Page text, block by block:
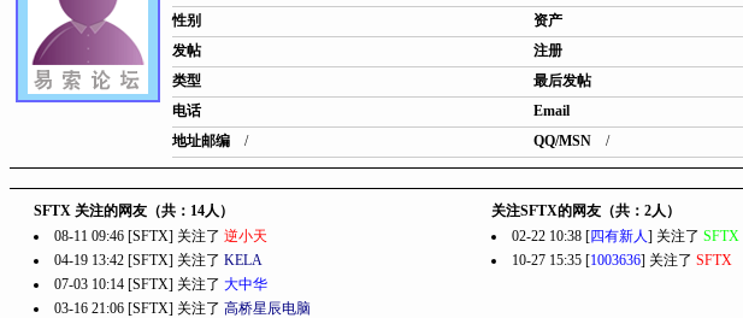
性别
资产
发帖
注册
类型
最后发帖
电话
Email
地址邮编
/ QQ/MSN /
SFTX 关注的网友（共：14人）
08-11 09:46 [SFTX] 关注了 逆小天
04-19 13:42 [SFTX] 关注了 KELA
07-03 10:14 [SFTX] 关注了 大中华
03-16 21:06 [SFTX] 关注了 高桥星辰电脑
关注SFTX的网友（共：2人）
02-22 10:38 [四有新人] 关注了 SFTX
10-27 15:35 [1003636] 关注了 SFTX